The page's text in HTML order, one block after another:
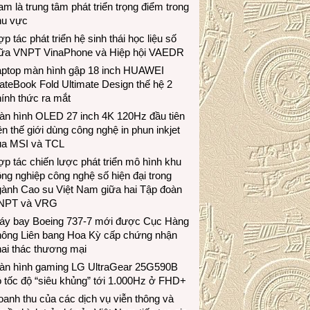
là trung tâm phát triển trọng điểm trong
vực
tác phát triển hệ sinh thái học liệu số
VNPT VinaPhone và Hiệp hội VAEDR
màn hình gập 18 inch HUAWEI
Fold Ultimate Design thế hệ 2
thức ra mắt
hình OLED 27 inch 4K 120Hz đầu tiên
thế giới dùng công nghệ in phun inkjet
MSI và TCL
tác chiến lược phát triển mô hình khu
nghiệp công nghệ số hiện đại trong
Cao su Việt Nam giữa hai Tập đoàn
và VRG
bay Boeing 737-7 mới được Cục Hàng
Liên bang Hoa Kỳ cấp chứng nhận
thác thương mại
hình gaming LG UltraGear 25G590B
tốc độ “siêu khủng” tới 1.000Hz ở FHD+
thu của các dịch vụ viễn thông và